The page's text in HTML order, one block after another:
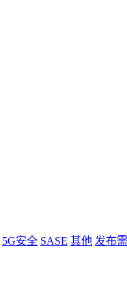
5G安全 SASE 其他 发布